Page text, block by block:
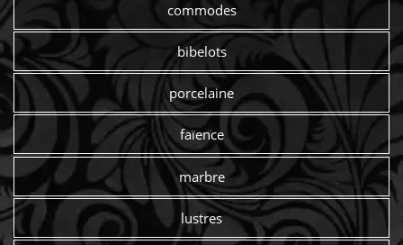
commodes
bibelots
porcelaine
faïence
marbre
lustres